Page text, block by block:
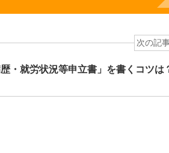
次の記
歴・就労状況等申立書」を書くコツは